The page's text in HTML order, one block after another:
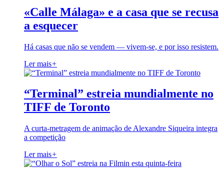
«Calle Málaga» e a casa que se recusa
a esquecer
Há casas que não se vendem — vivem-se, e por isso resistem.
Ler mais+
“Terminal” estreia mundialmente no
TIFF de Toronto
A curta-metragem de animação de Alexandre Siqueira integra
a competição
Ler mais+